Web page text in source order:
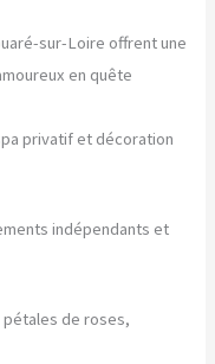
sur-Loire offrent une
en quête
privatif et décoration
indépendants et
de roses,